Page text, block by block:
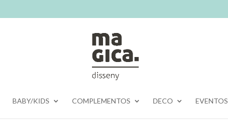
BABY/KIDS COMPLEMENTOS DECO EVENTOS